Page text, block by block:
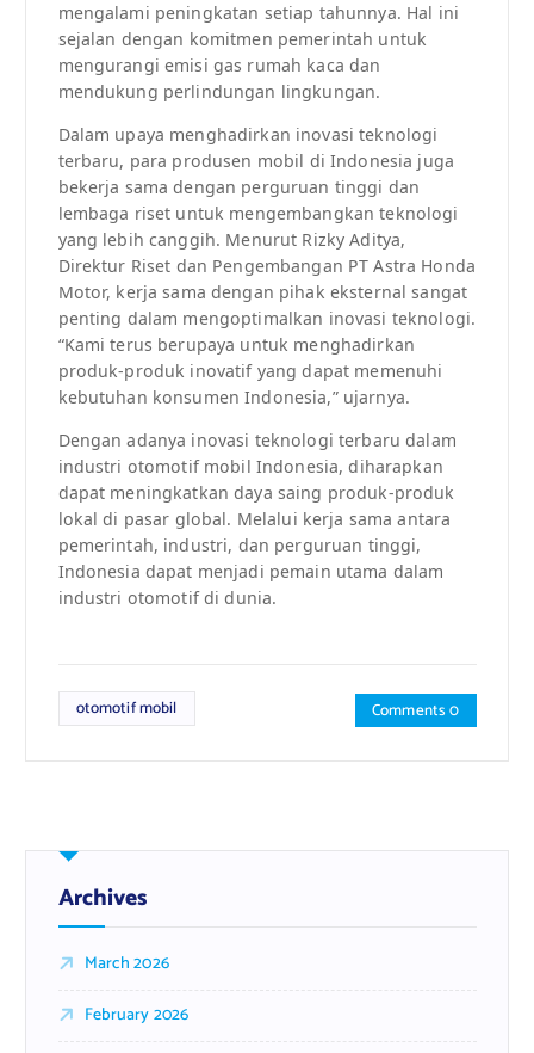
mengalami peningkatan setiap tahunnya. Hal ini
sejalan dengan komitmen pemerintah untuk
mengurangi emisi gas rumah kaca dan
mendukung perlindungan lingkungan.
Dalam upaya menghadirkan inovasi teknologi
terbaru, para produsen mobil di Indonesia juga
bekerja sama dengan perguruan tinggi dan
lembaga riset untuk mengembangkan teknologi
yang lebih canggih. Menurut Rizky Aditya,
Direktur Riset dan Pengembangan PT Astra Honda
Motor, kerja sama dengan pihak eksternal sangat
penting dalam mengoptimalkan inovasi teknologi.
“Kami terus berupaya untuk menghadirkan
produk-produk inovatif yang dapat memenuhi
kebutuhan konsumen Indonesia,” ujarnya.
Dengan adanya inovasi teknologi terbaru dalam
industri otomotif mobil Indonesia, diharapkan
dapat meningkatkan daya saing produk-produk
lokal di pasar global. Melalui kerja sama antara
pemerintah, industri, dan perguruan tinggi,
Indonesia dapat menjadi pemain utama dalam
industri otomotif di dunia.
otomotif mobil Comments 0
Archives
March 2026
February 2026